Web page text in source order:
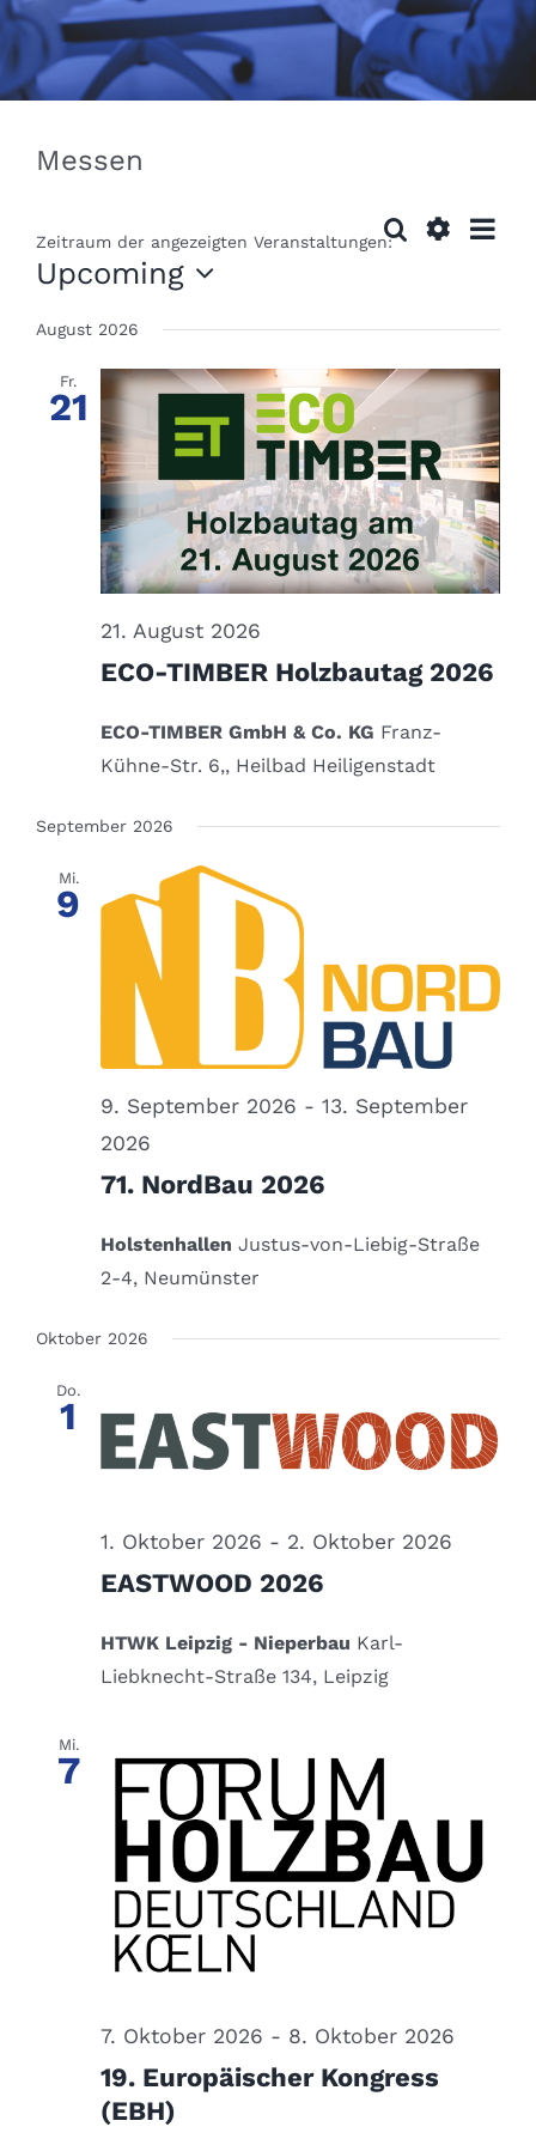
Messen
and
Views
Search List
Zeitraum der angezeigten Veranstaltungen:
Upcoming
date.
August 2026
Fr.
21
21. August 2026
ECO-TIMBER Holzbautag 2026
ECO-TIMBER GmbH & Co. KG Franz-
Kühne-Str. 6,, Heilbad Heiligenstadt
September 2026
Mi.
9
9. September 2026 - 13. September
2026
71. NordBau 2026
Holstenhallen Justus-von-Liebig-Straße
2-4, Neumünster
Oktober 2026
Do.
1
1. Oktober 2026 - 2. Oktober 2026
EASTWOOD 2026
HTWK Leipzig - Nieperbau Karl-
Liebknecht-Straße 134, Leipzig
Mi.
7
7. Oktober 2026 - 8. Oktober 2026
19. Europäischer Kongress
(EBH)